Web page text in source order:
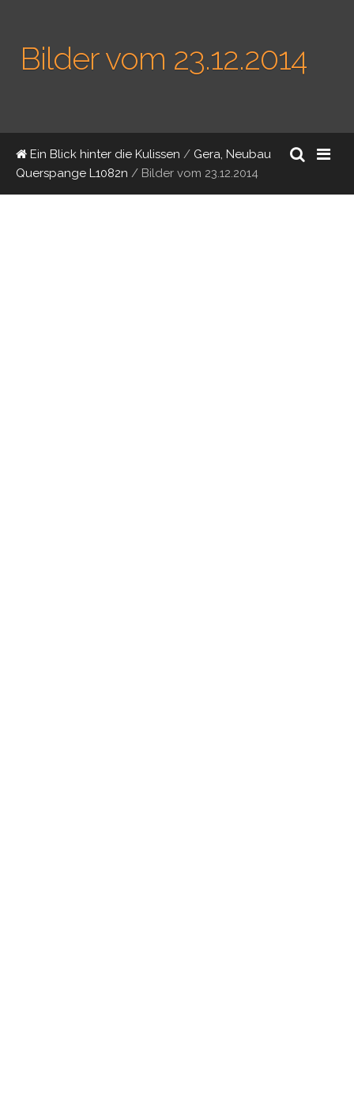
Bilder vom 23.12.2014
Ein Blick hinter die Kulissen / Gera, Neubau
Querspange L1082n / Bilder vom 23.12.2014